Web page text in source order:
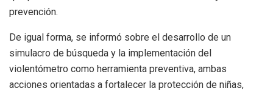
prevención.
De igual forma, se informó sobre el desarrollo de un
simulacro de búsqueda y la implementación del
violentómetro como herramienta preventiva, ambas
acciones orientadas a fortalecer la protección de niñas,